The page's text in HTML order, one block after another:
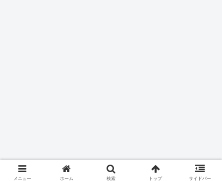
メニュー ホーム 検索 トップ サイドバー